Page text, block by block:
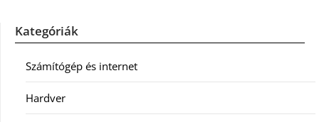
Kategóriák
Számítógép és internet
Hardver